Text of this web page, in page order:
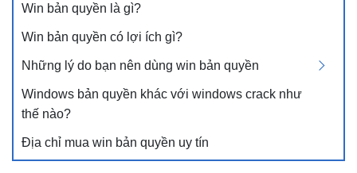
Win bản quyền là gì?
Win bản quyền có lợi ích gì?
Những lý do bạn nên dùng win bản quyền
Windows bản quyền khác với windows crack như
thế nào?
Địa chỉ mua win bản quyền uy tín